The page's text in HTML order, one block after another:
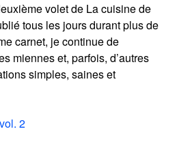
volet de La cuisine de
tous les jours durant plus de
carnet, je continue de
miennes et, parfois, d’autres
simples, saines et
2